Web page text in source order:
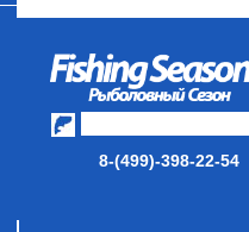
8-(499)-398-22-54